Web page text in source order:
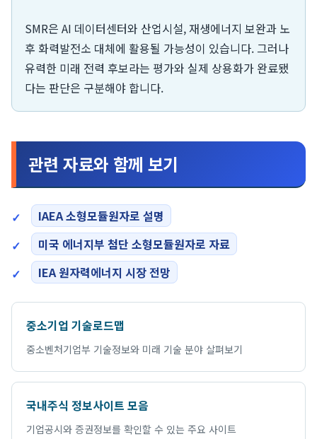
SMR은 AI 데이터센터와 산업시설, 재생에너지 보완과 노
후 화력발전소 대체에 활용될 가능성이 있습니다. 그러나
유력한 미래 전력 후보라는 평가와 실제 상용화가 완료됐
다는 판단은 구분해야 합니다.
관련 자료와 함께 보기
IAEA 소형모듈원자로 설명
미국 에너지부 첨단 소형모듈원자로 자료
IEA 원자력에너지 시장 전망
중소기업 기술로드맵
중소벤처기업부 기술정보와 미래 기술 분야 살펴보기
국내주식 정보사이트 모음
기업공시와 증권정보를 확인할 수 있는 주요 사이트